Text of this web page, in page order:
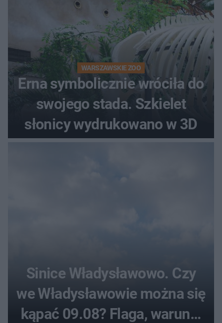
WARSZAWSKIE ZOO
Erna symbolicznie wróciła do
swojego stada. Szkielet
słonicy wydrukowano w 3D
Sinice Władysławowo. Czy
we Władysławowie można się
kąpać 09.08? Flaga, warunki